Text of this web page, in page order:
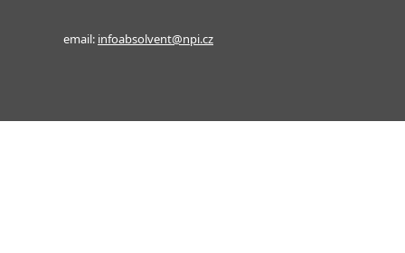
email: infoabsolvent@npi.cz